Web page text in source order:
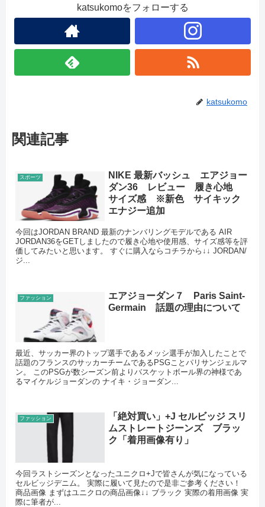
katsukomoをフォローする
katsukomo
関連記事
スポーツ
NIKE 最新バッシュ エアジョー
ダン36 レビュー 履き心地
サイズ感 ※新色 サイキック
エナジー追加
今回はJORDAN BRAND 最新のナンバリングモデルである AIR
JORDAN36をGETしましたので履き心地や使用感、サイズ感等を評
価してみたいと思います。 すぐに購入ならコチラから↓↓ JORDAN/
ジ...
ファッション
エアジョーダン７ Paris Saint-
Germain 話題の理由について
最近、サッカー界のトップ選手であるメッシ選手が加入したことで
話題のフランスのサッカーチームであるPSGことパリサンジェルマ
ン。 このPSGが数シーズン前よりバスケットボール界の神様であ
るマイケルジョーダンの ナイキ・ジョーダン...
ファッション
「絶対買い」+J セルビッジ スリ
ムストレートジーンズ ブラッ
ク「着用画像有り」
今回ラストシーズンとなったユニクロ+Jで皆さんが気になっている
セルビッジデニム。 実際に履いて見たので是非ご参考ください！
商品画像 まずはユニクロの商品画像↓↓ ブラック 実際の着用画像 実
際に筆者が...